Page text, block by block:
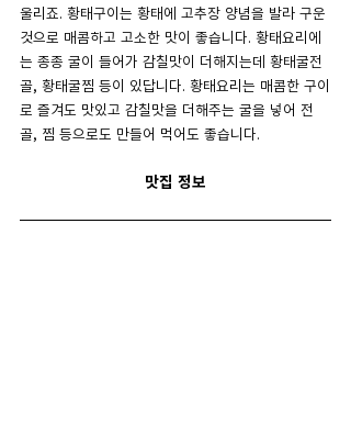
울리죠. 황태구이는 황태에 고추장 양념을 발라 구운
것으로 매콤하고 고소한 맛이 좋습니다. 황태요리에
는 종종 굴이 들어가 감칠맛이 더해지는데 황태굴전
골, 황태굴찜 등이 있답니다. 황태요리는 매콤한 구이
로 즐겨도 맛있고 감칠맛을 더해주는 굴을 넣어 전
골, 찜 등으로도 만들어 먹어도 좋습니다.
맛집 정보